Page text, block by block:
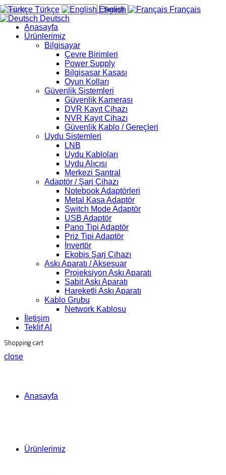
Search
Anasayfa
Ürünlerimiz
Bilgisayar
Çevre Birimleri
Power Supply
Bilgisasar Kasası
Oyun Kolları
Güvenlik Sistemleri
Güvenlik Kamerası
DVR Kayıt Cihazı
NVR Kayıt Cihazı
Güvenlik Kablo / Gereçleri
Uydu Sistemleri
LNB
Uydu Kabloları
Uydu Alıcısı
Merkezi Santral
Adaptör / Şarj Cihazı
Notebook Adaptörleri
Metal Kasa Adaptör
Switch Mode Adaptör
USB Adaptör
Pano Tipi Adaptör
Priz Tipi Adaptör
İnvertör
Ekobis Şarj Cihazı
Askı Aparatı / Aksesuar
Projeksiyon Askı Aparatı
Sabit Askı Aparatı
Hareketli Askı Aparatı
Kablo Grubu
Network Kablosu
İletişim
Teklif Al
Shopping cart
close
Anasayfa
Ürünlerimiz
Türkçe English
Français
Deutsch